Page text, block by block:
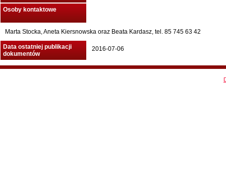
Osoby kontaktowe
Marta Stocka, Aneta Kiersnowska oraz Beata Kardasz, tel. 85 745 63 42
Data ostatniej publikacji
dokumentów
2016-07-06